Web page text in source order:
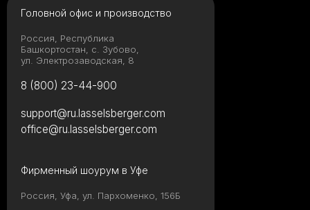
Головной офис и производство
Россия, Республика
Башкортостан, с. Зубово,
ул. Электрозаводская, 8
8 (800) 23-44-900
Фирменный шоурум в Уфе
Россия, Уфа, ул. Пархоменко, 156Б
support@ru.lasselsberger.com
office@ru.lasselsberger.com